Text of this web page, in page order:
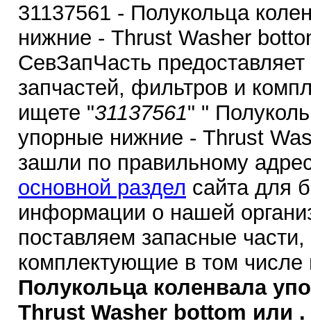
31137561 - Полукольца
нижние - Thrust Washer
СевЗапЧасть
запчастей, фильтров и
ищете "31137561" "
упорные нижние - Thrust
зашли по правильному
основной раздел сайта для
информации о нашей
поставляем запасные
комплектующие в том
Полукольца коленвала
Thrust Washer bottom или .